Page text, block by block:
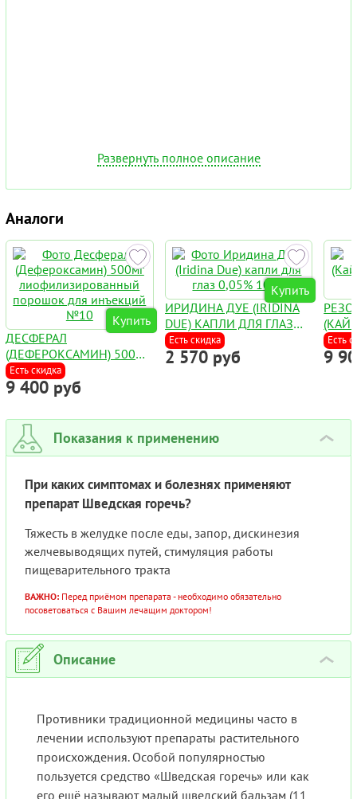
Развернуть полное описание
Аналоги
Купить
ДЕСФЕРАЛ
(ДЕФЕРОКСАМИН) 500МГ
ЛИОФИЛИЗИРОВАННЫЙ
ПОРОШОК ДЛЯ
ИНЪЕКЦИЙ №10
Есть скидка
9 400 руб
Купить
ИРИДИНА ДУЕ (IRIDINA
DUE) КАПЛИ ДЛЯ ГЛАЗ
0,05% 10МЛ
Есть скидка
2 570 руб
Есть
9
Показания к применению ›
При каких симптомах и болезнях применяют
препарат Шведская горечь?
Тяжесть в желудке после еды, запор, дискинезия
желчевыводящих путей, стимуляция работы
пищеварительного тракта
ВАЖНО: Перед приёмом препарата - необходимо обязательно
посоветоваться с Вашим лечащим доктором!
Описание ›
Противники традиционной медицины часто в
лечении используют препараты растительного
происхождения. Особой популярностью
пользуется средство «Шведская горечь» или как
его ещё называют малый шведский бальзам (11